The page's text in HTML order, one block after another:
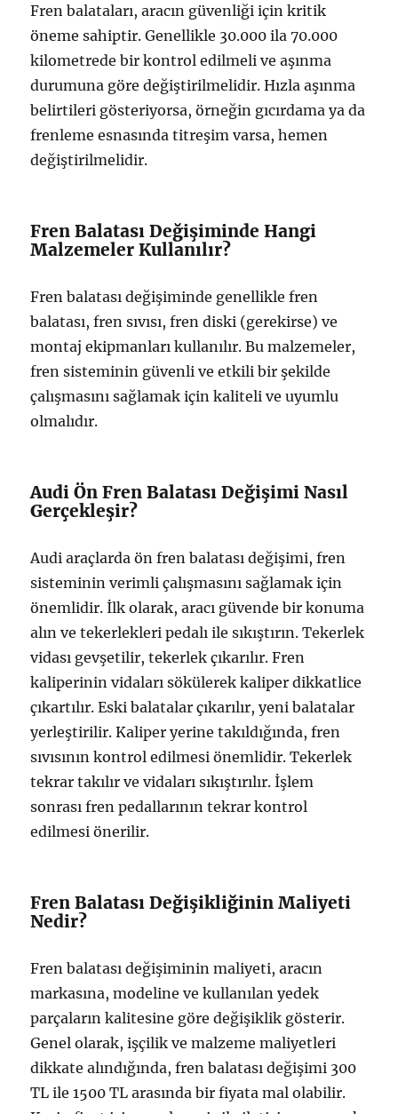
Fren balataları, aracın güvenliği için kritik
öneme sahiptir. Genellikle 30.000 ila 70.000
kilometrede bir kontrol edilmeli ve aşınma
durumuna göre değiştirilmelidir. Hızla aşınma
belirtileri gösteriyorsa, örneğin gıcırdama ya da
frenleme esnasında titreşim varsa, hemen
değiştirilmelidir.
Fren Balatası Değişiminde Hangi
Malzemeler Kullanılır?
Fren balatası değişiminde genellikle fren
balatası, fren sıvısı, fren diski (gerekirse) ve
montaj ekipmanları kullanılır. Bu malzemeler,
fren sisteminin güvenli ve etkili bir şekilde
çalışmasını sağlamak için kaliteli ve uyumlu
olmalıdır.
Audi Ön Fren Balatası Değişimi Nasıl
Gerçekleşir?
Audi araçlarda ön fren balatası değişimi, fren
sisteminin verimli çalışmasını sağlamak için
önemlidir. İlk olarak, aracı güvende bir konuma
alın ve tekerlekleri pedalı ile sıkıştırın. Tekerlek
vidası gevşetilir, tekerlek çıkarılır. Fren
kaliperinin vidaları sökülerek kaliper dikkatlice
çıkartılır. Eski balatalar çıkarılır, yeni balatalar
yerleştirilir. Kaliper yerine takıldığında, fren
sıvısının kontrol edilmesi önemlidir. Tekerlek
tekrar takılır ve vidaları sıkıştırılır. İşlem
sonrası fren pedallarının tekrar kontrol
edilmesi önerilir.
Fren Balatası Değişikliğinin Maliyeti
Nedir?
Fren balatası değişiminin maliyeti, aracın
markasına, modeline ve kullanılan yedek
parçaların kalitesine göre değişiklik gösterir.
Genel olarak, işçilik ve malzeme maliyetleri
dikkate alındığında, fren balatası değişimi 300
TL ile 1500 TL arasında bir fiyata mal olabilir.